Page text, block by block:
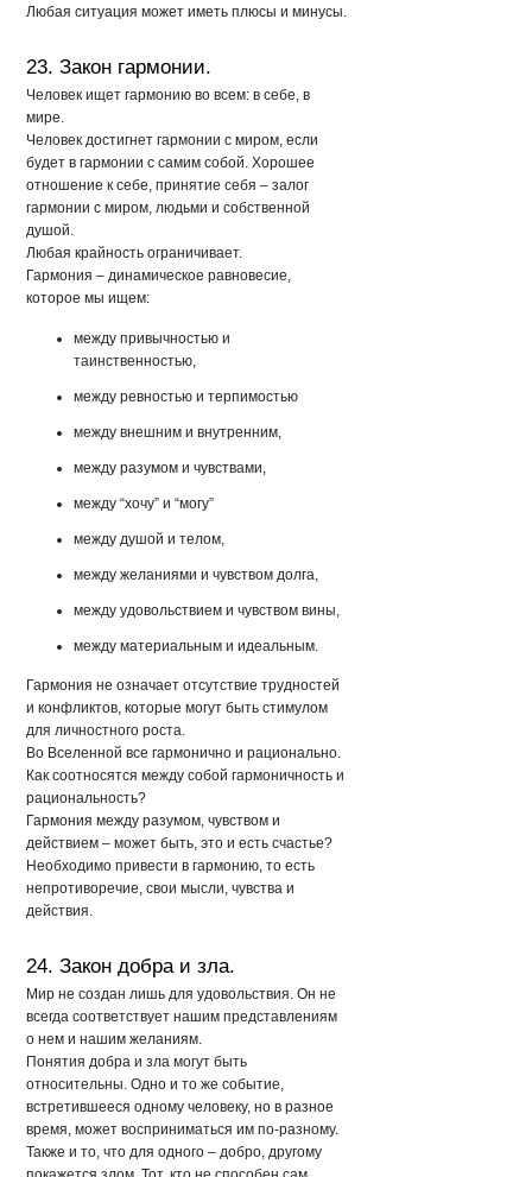
Любая ситуация может иметь плюсы и минусы.
23. Закон гармонии.
Человек ищет гармонию во всем: в себе, в
мире.
Человек достигнет гармонии с миром, если
будет в гармонии с самим собой. Хорошее
отношение к себе, принятие себя – залог
гармонии с миром, людьми и собственной
душой.
Любая крайность ограничивает.
Гармония – динамическое равновесие,
которое мы ищем:
между привычностью и
таинственностью,
между ревностью и терпимостью
между внешним и внутренним,
между разумом и чувствами,
между “хочу” и “могу”
между душой и телом,
между желаниями и чувством долга,
между удовольствием и чувством вины,
между материальным и идеальным.
Гармония не означает отсутствие трудностей
и конфликтов, которые могут быть стимулом
для личностного роста.
Во Вселенной все гармонично и рационально.
Как соотносятся между собой гармоничность и
рациональность?
Гармония между разумом, чувством и
действием – может быть, это и есть счастье?
Необходимо привести в гармонию, то есть
непротиворечие, свои мысли, чувства и
действия.
24. Закон добра и зла.
Мир не создан лишь для удовольствия. Он не
всегда соответствует нашим представлениям
о нем и нашим желаниям.
Понятия добра и зла могут быть
относительны. Одно и то же событие,
встретившееся одному человеку, но в разное
время, может восприниматься им по-разному.
Также и то, что для одного – добро, другому